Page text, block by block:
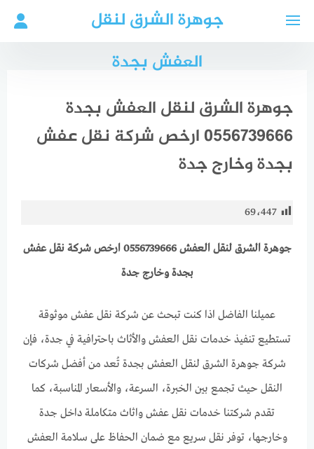
جوهرة الشرق لنقل
العفش بجدة
جوهرة الشرق لنقل العفش بجدة
0556739666 ارخص شركة نقل عفش
بجدة وخارج جدة
69٬447
جوهرة الشرق لنقل العفش 0556739666 ارخص شركة نقل عفش
بجدة وخارج جدة
عميلنا الفاضل اذا كنت تبحث عن شركة نقل عفش موثوقة
تستطيع تنفيذ خدمات نقل العفش والأثاث باحترافية في جدة، فإن
شركة جوهرة الشرق لنقل العفش بجدة تُعد من أفضل شركات
النقل حيث تجمع بين الخبرة، السرعة، والأسعار المناسبة، كما
تقدم شركتنا خدمات نقل عفش واثاث متكاملة داخل جدة
وخارجها، توفر نقل سريع مع ضمان الحفاظ على سلامة العفش